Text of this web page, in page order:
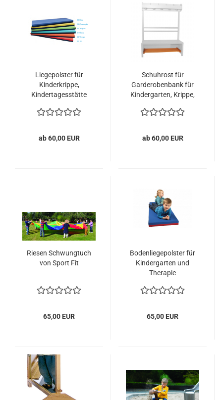
Liegepolster für
Kinderkrippe,
Kindertagesstätte
ab 60,00 EUR
Schuhrost für
Garderobenbank für
Kindergarten, Krippe,
ab 60,00 EUR
Riesen Schwungtuch
von Sport Fit
65,00 EUR
Bodenliegepolster für
Kindergarten und
Therapie
65,00 EUR